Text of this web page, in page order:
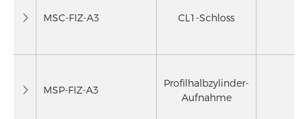
MSC-FIZ-A3 CL1-Schloss
MSP-FIZ-A3
Profilhalbzylinder-
Aufnahme